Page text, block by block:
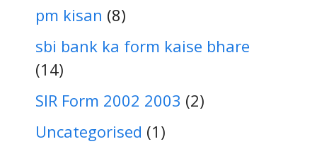
pm kisan (8)
sbi bank ka form kaise bhare
(14)
SIR Form 2002 2003 (2)
Uncategorised (1)